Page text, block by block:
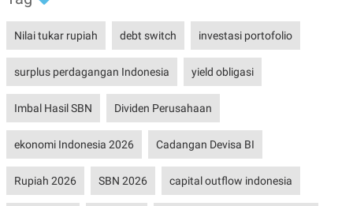
Nilai tukar rupiah debt switch investasi portofolio
surplus perdagangan Indonesia yield obligasi
Imbal Hasil SBN Dividen Perusahaan
ekonomi Indonesia 2026 Cadangan Devisa BI
Rupiah 2026 SBN 2026 capital outflow indonesia